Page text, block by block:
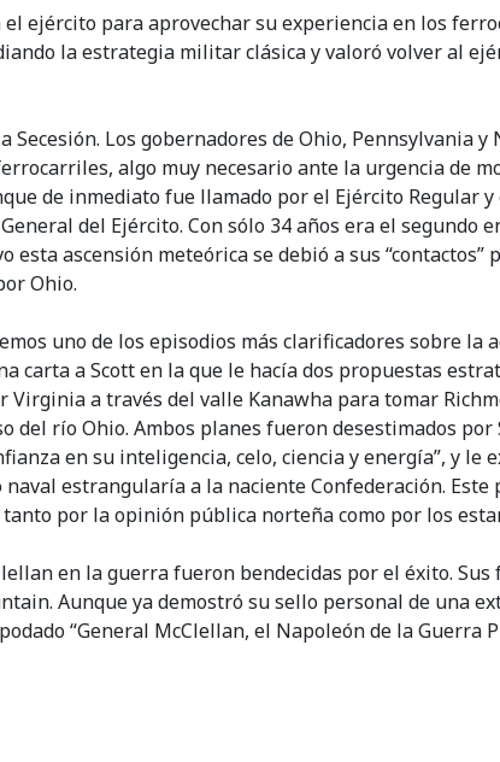
el ejército para aprovechar su experiencia en los
la estrategia militar clásica y valoró volver al
Secesión. Los gobernadores de Ohio, Pennsylvania
algo muy necesario ante la urgencia de
de inmediato fue llamado por el Ejército Regular
del Ejército. Con sólo 34 años era el
esta ascensión meteórica se debió a sus
Ohio.
uno de los episodios más clarificadores sobre la
carta a Scott en la que le hacía dos propuestas
Virginia a través del valle Kanawha para tomar
del río Ohio. Ambos planes fueron desestimados
en su inteligencia, celo, ciencia y energía”, y
estrangularía a la naciente Confederación. Este
por la opinión pública norteña como por los
en la guerra fueron bendecidas por el éxito.
Aunque ya demostró su sello personal de una
“General McClellan, el Napoleón de la Guerra